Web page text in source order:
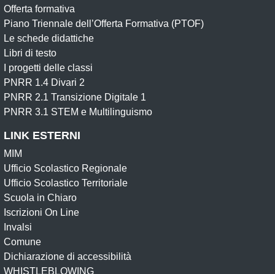
Offerta formativa
Piano Triennale dell’Offerta Formativa (PTOF)
Le schede didattiche
Libri di testo
I progetti delle classi
PNRR 1.4 Divari 2
PNRR 2.1 Transizione Digitale 1
PNRR 3.1 STEM e Multilinguismo
LINK ESTERNI
MIM
Ufficio Scolastico Regionale
Ufficio Scolastico Territoriale
Scuola in Chiaro
Iscrizioni On Line
Invalsi
Comune
Dichiarazione di accessibilità
WHISTLEBLOWING